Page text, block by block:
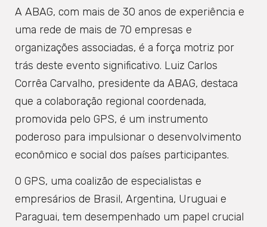
A ABAG, com mais de 30 anos de experiência e
uma rede de mais de 70 empresas e
organizações associadas, é a força motriz por
trás deste evento significativo. Luiz Carlos
Corrêa Carvalho, presidente da ABAG, destaca
que a colaboração regional coordenada,
promovida pelo GPS, é um instrumento
poderoso para impulsionar o desenvolvimento
econômico e social dos países participantes.
O GPS, uma coalizão de especialistas e
empresários de Brasil, Argentina, Uruguai e
Paraguai, tem desempenhado um papel crucial